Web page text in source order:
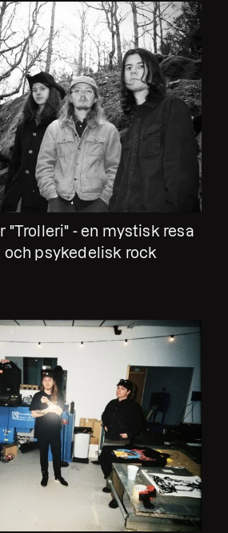
"Trolleri" - en mystisk resa
och psykedelisk rock